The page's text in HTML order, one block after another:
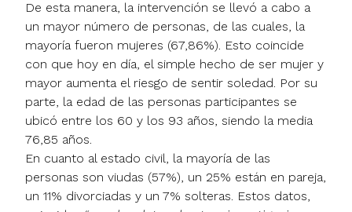
De esta manera, la intervención se llevó a cabo a
un mayor número de personas, de las cuales, la
mayoría fueron mujeres (67,86%). Esto coincide
con que hoy en día, el simple hecho de ser mujer y
mayor aumenta el riesgo de sentir soledad. Por su
parte, la edad de las personas participantes se
ubicó entre los 60 y los 93 años, siendo la media
76,85 años.
En cuanto al estado civil, la mayoría de las
personas son viudas (57%), un 25% están en pareja,
un 11% divorciadas y un 7% solteras. Estos datos,